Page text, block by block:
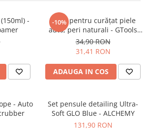
-
-10%
Perie pentru curățat piele
auto, peri naturali - GTools
Oval Leather Brush
34,90 RON
31,41 RON
ADAUGA IN COS
- Auto
Set pensule detailing Ultra-
Soft GLO Blue - ALCHEMY
131,90 RON